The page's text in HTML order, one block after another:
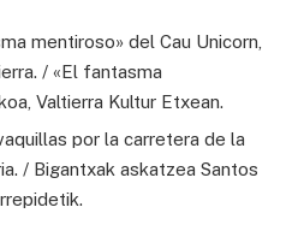
mentiroso» del Cau Unicorn,
/ «El fantasma
Valtierra Kultur Etxean.
por la carretera de la
/ Bigantxak askatzea Santos